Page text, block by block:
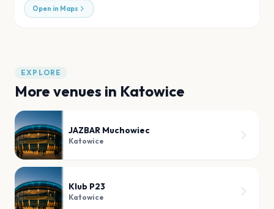
Open in Maps
EXPLORE
More venues in Katowice
JAZBAR Muchowiec
Katowice
Klub P23
Katowice